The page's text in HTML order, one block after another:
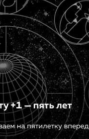
+1 — пять лет
на пятилетку вперед